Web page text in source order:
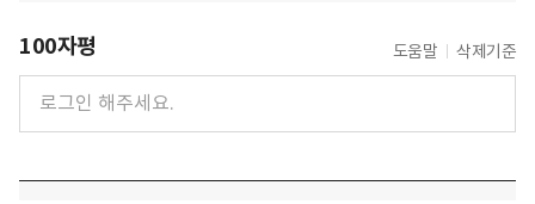
100자평 도움말 삭제기준